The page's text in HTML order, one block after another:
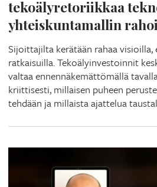
tekoälyretoriikkaa
yhteiskuntamallin
Sijoittajilta kerätään rahaa visioilla,
ratkaisuilla. Tekoälyinvestoinnit
valtaa ennennäkemättömällä
kriittisesti, millaisen puheen
tehdään ja millaista ajattelua